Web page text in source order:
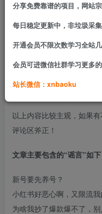
楚。不光局限在小红书，
细数这些“谣言”，其实背
的时候，人们总是喜欢去
找原因，我希望用这篇文
这样才能离真相更近，离成
以上内容比较主观，如果
评论区斧正！
文章主要包含的“谣言”如下
新号要先养号？
小红书好恶心啊，又限流我
为啥我抄了爆款爆不了，
分享免费靠谱的项目，网站宗
每日稳定更新中，非垃圾采
开通会员不限次数学习全站几
会员可进微信社群学习更多
站长微信：xnbaoku